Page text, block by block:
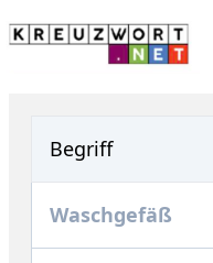
Begriff
Waschgefäß